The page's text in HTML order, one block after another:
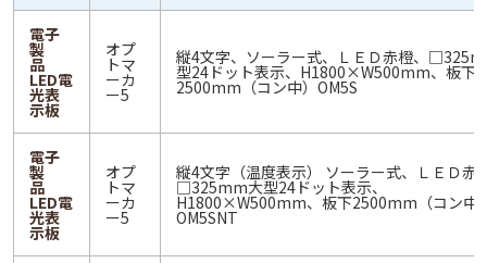
電子
製
品
LED電
光表
示板
オプ
トマ
ーカ
ー5
縦4文字、ソーラー式、ＬＥＤ赤橙、
型24ドット表示、H1800×W500mm、板下
2500mm（コン中）OM5S
電子
製
品
LED電
光表
示板
オプ
トマ
ーカ
ー5
縦4文字（温度表示） ソーラー式、ＬＥＤ赤
□325mm大型24ドット表示、
H1800×W500mm、板下2500mm（コン中
OM5SNT